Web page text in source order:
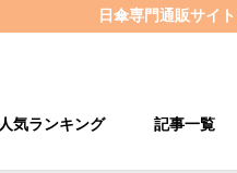
日傘専門通販サイト
人気ランキング 記事一覧